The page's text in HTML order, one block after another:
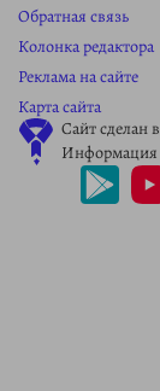
Обратная связь
Колонка редактора
Реклама на сайте
Карта сайта
Сайт сделан в
Информация